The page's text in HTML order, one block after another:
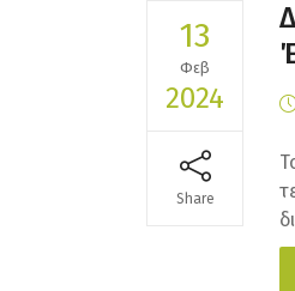
13
Φεβ
2024
Share